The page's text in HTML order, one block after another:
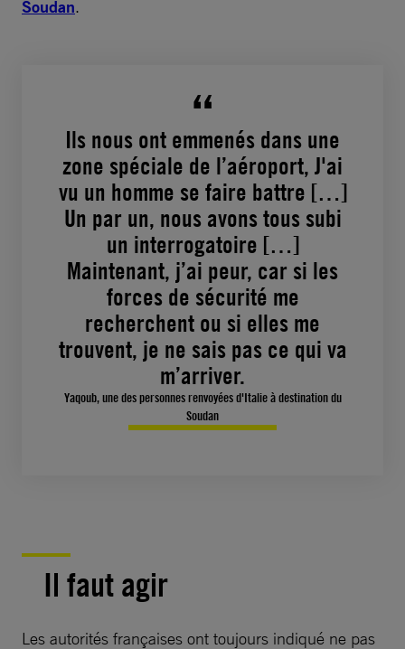
Soudan.
Ils nous ont emmenés dans une
zone spéciale de l’aéroport, J'ai
vu un homme se faire battre […]
Un par un, nous avons tous subi
un interrogatoire […]
Maintenant, j’ai peur, car si les
forces de sécurité me
recherchent ou si elles me
trouvent, je ne sais pas ce qui va
m’arriver.
Yaqoub, une des personnes renvoyées d'Italie à destination du
Soudan
Il faut agir
Les autorités françaises ont toujours indiqué ne pas